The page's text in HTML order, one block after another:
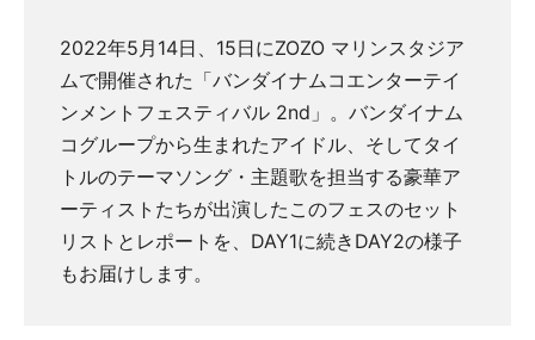
2022年5月14日、15日にZOZO マリンスタジア
ムで開催された「バンダイナムコエンターテイ
ンメントフェスティバル 2nd」。バンダイナム
コグループから生まれたアイドル、そしてタイ
トルのテーマソング・主題歌を担当する豪華ア
ーティストたちが出演したこのフェスのセット
リストとレポートを、DAY1に続きDAY2の様子
もお届けします。